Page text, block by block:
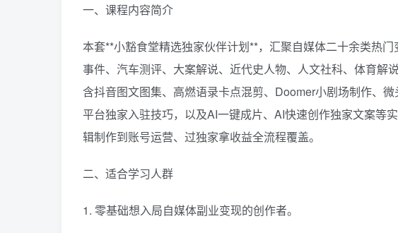
一、课程内容简介
本套**小豁食堂精选独家伙伴计划**，汇聚自媒体二十余类热
事件、汽车测评、大案解说、近代史人物、人文社科、体育解
含抖音图文图集、高燃语录卡点混剪、Doomer小剧场制作、
平台独家入驻技巧，以及AI一键成片、AI快速创作独家文案等
辑制作到账号运营、过独家拿收益全流程覆盖。
二、适合学习人群
1. 零基础想入局自媒体副业变现的创作者。